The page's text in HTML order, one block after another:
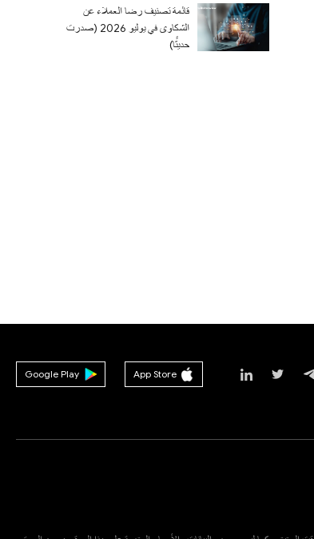
قائمة تصنيف رضا العملاء عن
الشكاوى في يوليو 2026 (صدرت
حديثًا)
App Store
Google Play